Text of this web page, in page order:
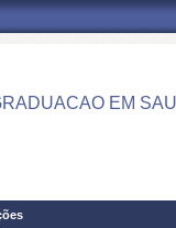
EM